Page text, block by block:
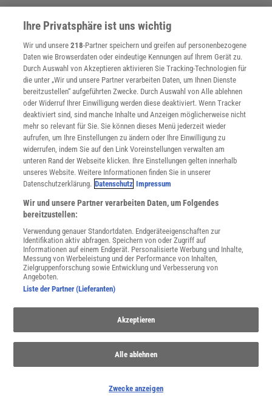
THEMENKANÄLE
Das Wetter
Warum war der letzte Winter so warm - oder kalt? Kann man das
Sommerwetter im Frühling vorhersagen? Wie wirkt Regen auf
Ihre Privatsphäre ist uns wichtig
Wir und unsere218-Partner speichern und greifen auf personenbezogene
Daten wie Browserdaten oder eindeutige Kennungen auf Ihrem Gerät zu.
Durch Auswahl von Akzeptieren aktivieren Sie Tracking-Technologien für
die unter „Wir und unsere Partner verarbeiten Daten, um Ihnen Dienste
bereitzustellen“ aufgeführten Zwecke. Durch Auswahl von Alle ablehnen
oder Widerruf Ihrer Einwilligung werden diese deaktiviert. Wenn Tracker
deaktiviert sind, sind manche Inhalte und Anzeigen möglicherweise nicht
mehr so relevant für Sie. Sie können dieses Menü jederzeit wieder
aufrufen, um Ihre Einstellungen zu ändern oder Ihre Einwilligung zu
widerrufen, indem Sie auf den Link Voreinstellungen verwalten am
unteren Rand der Webseite klicken. Ihre Einstellungen gelten innerhalb
unseres Website. Weitere Informationen finden Sie in unserer
Datenschutzerklärung. Datenschutz Impressum
Wir und unsere Partner verarbeiten Daten, um Folgendes
bereitzustellen:
Verwendung genauer Standortdaten. Endgeräteeigenschaften zur
Identifikation aktiv abfragen. Speichern von oder Zugriff auf
Informationen auf einem Endgerät. Personalisierte Werbung und Inhalte,
Messung von Werbeleistung und der Performance von Inhalten,
Zielgruppenforschung sowie Entwicklung und Verbesserung von
Angeboten.
Liste der Partner (Lieferanten)
Akzeptieren
Alle ablehnen
Zwecke anzeigen